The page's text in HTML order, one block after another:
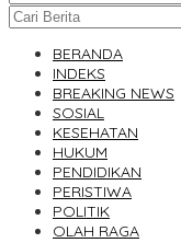
BERANDA
INDEKS
BREAKING NEWS
SOSIAL
KESEHATAN
HUKUM
PENDIDIKAN
PERISTIWA
POLITIK
OLAH RAGA